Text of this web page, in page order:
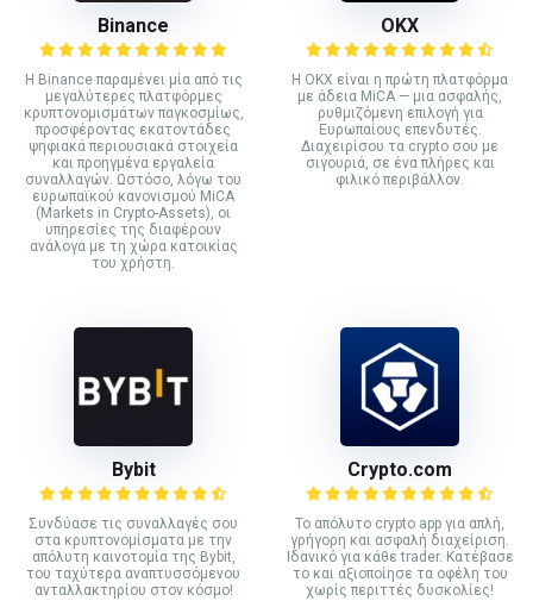
Binance
Η Binance παραμένει μία από τις
μεγαλύτερες πλατφόρμες
κρυπτονομισμάτων παγκοσμίως,
προσφέροντας εκατοντάδες
ψηφιακά περιουσιακά στοιχεία
και προηγμένα εργαλεία
συναλλαγών. Ωστόσο, λόγω του
ευρωπαϊκού κανονισμού MiCA
(Markets in Crypto-Assets), οι
υπηρεσίες της διαφέρουν
ανάλογα με τη χώρα κατοικίας
του χρήστη.
ΟΚΧ
Η OKX είναι η πρώτη πλατφόρμα
με άδεια MiCA — μια ασφαλής,
ρυθμιζόμενη επιλογή για
Ευρωπαίους επενδυτές.
Διαχειρίσου τα crypto σου με
σιγουριά, σε ένα πλήρες και
φιλικό περιβάλλον.
Bybit
Συνδύασε τις συναλλαγές σου
στα κρυπτονομίσματα με την
απόλυτη καινοτομία της Bybit,
του ταχύτερα αναπτυσσόμενου
ανταλλακτηρίου στον κόσμο!
Crypto.com
Το απόλυτο crypto app για απλή,
γρήγορη και ασφαλή διαχείριση.
Ιδανικό για κάθε trader. Κατέβασε
το και αξιοποίησε τα οφέλη του
χωρίς περιττές δυσκολίες!